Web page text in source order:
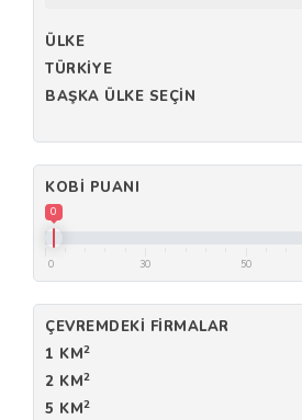
ÜLKE
TÜRKIYE
BAŞKA ÜLKE SEÇIN
KOBI PUANI
0
0 30 50
ÇEVREMDEKI FIRMALAR
1 KM2
2 KM2
5 KM2